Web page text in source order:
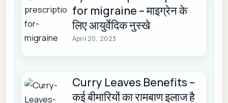
for migraine – माइग्रेन के
लिए आयुर्वेदिक नुस्खे
April 20, 2023
Curry Leaves Benefits –
कई बीमारियों का रामबाण इलाज है